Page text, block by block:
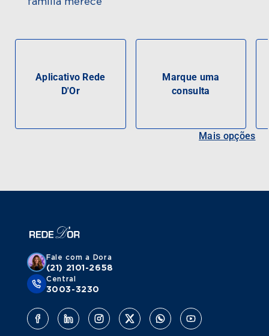
Aplicativo Rede
D'Or
Marque uma
consulta
Mais opções
Fale com a Dora
(21) 2101-2658
Central
3003-3230